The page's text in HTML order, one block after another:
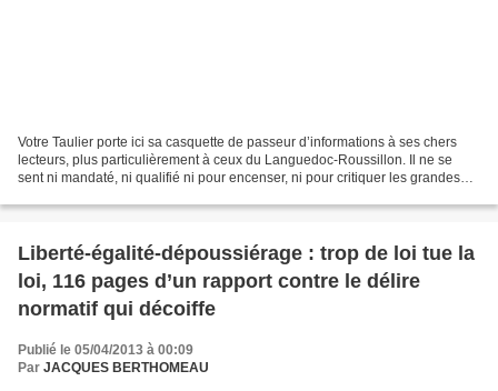
Votre Taulier porte ici sa casquette de passeur d’informations à ses chers
lecteurs, plus particulièrement à ceux du Languedoc-Roussillon. Il ne se
sent ni mandaté, ni qualifié ni pour encenser, ni pour critiquer les grandes
Liberté-égalité-dépoussiérage : trop de loi tue la
loi, 116 pages d’un rapport contre le délire
normatif qui décoiffe
Publié le 05/04/2013 à 00:09
Par JACQUES BERTHOMEAU